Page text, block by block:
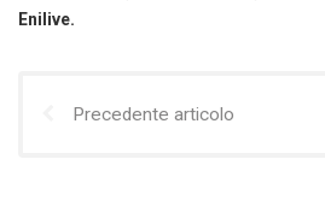
Enilive.
Precedente articolo